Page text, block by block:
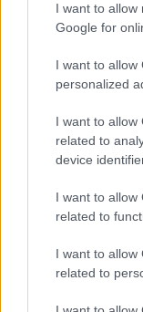
I want to allow
Google for
I want to allow
personalized
I want to allow
related to
device
I want to allow
related to
I want to allow
related to